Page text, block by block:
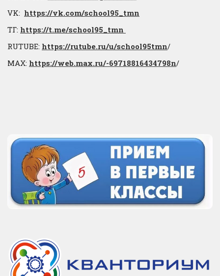
VK: https://vk.com/school95_tmn
ТГ: https://t.me/school95_tmn
RUTUBE: https://rutube.ru/u/school95tmn/
МАХ: https://web.max.ru/-69718816434798n/